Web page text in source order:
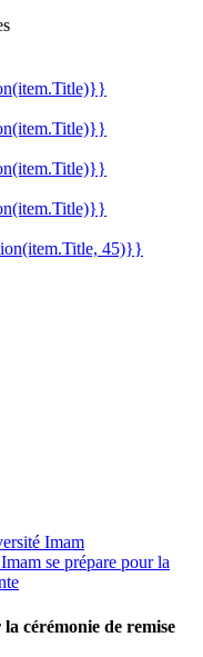
45)}}
Imam
se prépare pour la
cérémonie de remise